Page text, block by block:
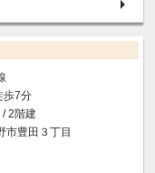
歩7分
/ 2階建
市豊田３丁目